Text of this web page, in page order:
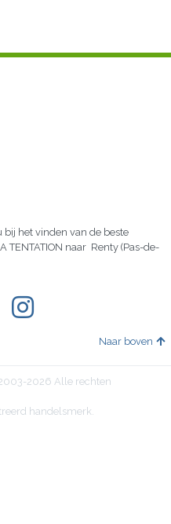
bij het vinden van de beste
TENTATION naar Renty (Pas-de-
Naar boven
2026 Alle rechten
handelsmerk.